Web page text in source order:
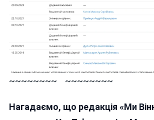
~~~~~~~~ ~~~~~~~~
Нагадаємо, що редакція «Ми